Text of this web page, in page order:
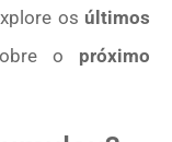
os últimos
o próximo